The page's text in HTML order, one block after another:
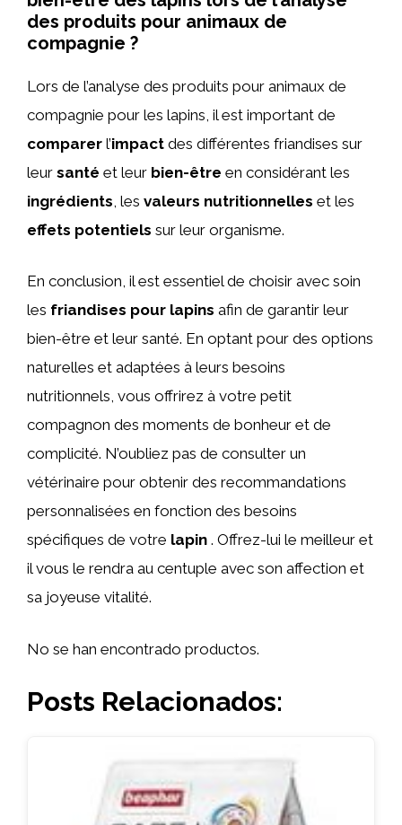
des produits pour animaux de
compagnie ?
Lors de l’analyse des produits pour animaux de
compagnie pour les lapins, il est important de
comparer l’impact des différentes friandises sur
leur santé et leur bien-être en considérant les
ingrédients , les valeurs nutritionnelles et les
effets potentiels sur leur organisme.
En conclusion, il est essentiel de choisir avec soin
les friandises pour lapins afin de garantir leur
bien-être et leur santé. En optant pour des options
naturelles et adaptées à leurs besoins
nutritionnels, vous offrirez à votre petit
compagnon des moments de bonheur et de
complicité. N’oubliez pas de consulter un
vétérinaire pour obtenir des recommandations
personnalisées en fonction des besoins
spécifiques de votre lapin . Offrez-lui le meilleur et
il vous le rendra au centuple avec son affection et
sa joyeuse vitalité.
No se han encontrado productos.
Posts Relacionados: